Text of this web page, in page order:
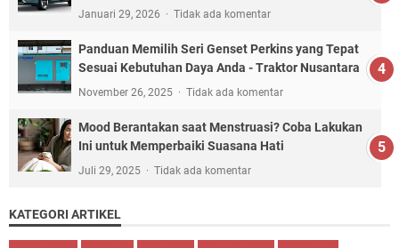
Januari 29, 2026 Tidak ada komentar
Panduan Memilih Seri Genset Perkins yang Tepat
Sesuai Kebutuhan Daya Anda - Traktor Nusantara
November 26, 2025 Tidak ada komentar
Mood Berantakan saat Menstruasi? Coba Lakukan
Ini untuk Memperbaiki Suasana Hati
Juli 29, 2025 Tidak ada komentar
KATEGORI ARTIKEL